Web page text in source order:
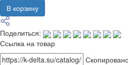
В корзину
Поделиться:
Ссылка на товар